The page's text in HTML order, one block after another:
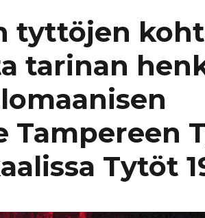
tyttöjen
tarinan
Tytöt